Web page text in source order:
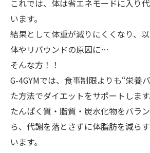
これでは、体は省エネモードに入り
います。
結果として体重が減りにくくなり、
体やリバウンドの原因に…
そんな方！！
G-4GYMでは、食事制限よりも“栄養
た方法でダイエットをサポートします
たんぱく質・脂質・炭水化物をバラ
ら、代謝を落とさずに体脂肪を減ら
います。